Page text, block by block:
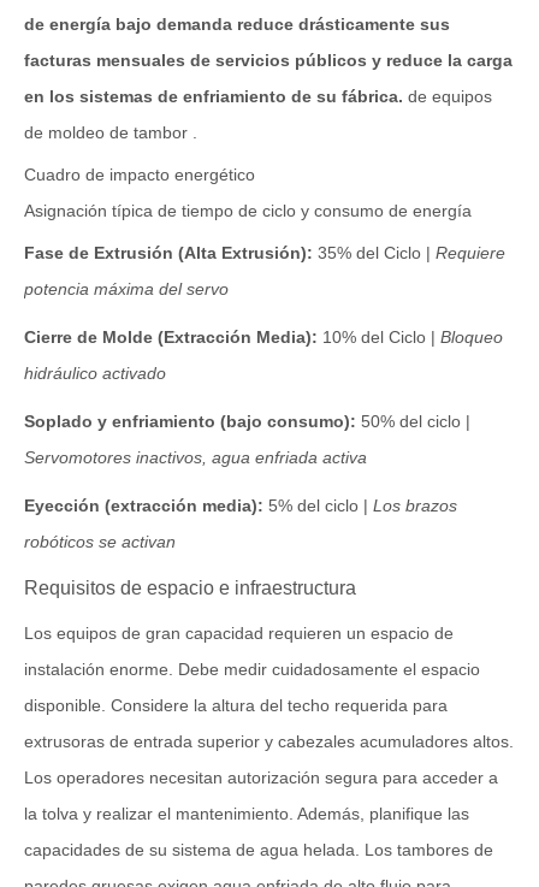
de energía bajo demanda reduce drásticamente sus
facturas mensuales de servicios públicos y reduce la carga
en los sistemas de enfriamiento de su fábrica. de equipos
de moldeo de tambor .
Cuadro de impacto energético
Asignación típica de tiempo de ciclo y consumo de energía
Fase de Extrusión (Alta Extrusión): 35% del Ciclo | Requiere
potencia máxima del servo
Cierre de Molde (Extracción Media): 10% del Ciclo | Bloqueo
hidráulico activado
Soplado y enfriamiento (bajo consumo): 50% del ciclo |
Servomotores inactivos, agua enfriada activa
Eyección (extracción media): 5% del ciclo | Los brazos
robóticos se activan
Requisitos de espacio e infraestructura
Los equipos de gran capacidad requieren un espacio de
instalación enorme. Debe medir cuidadosamente el espacio
disponible. Considere la altura del techo requerida para
extrusoras de entrada superior y cabezales acumuladores altos.
Los operadores necesitan autorización segura para acceder a
la tolva y realizar el mantenimiento. Además, planifique las
capacidades de su sistema de agua helada. Los tambores de